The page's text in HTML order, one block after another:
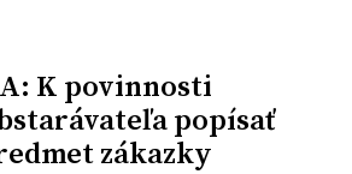
K povinnosti
popísať
zákazky